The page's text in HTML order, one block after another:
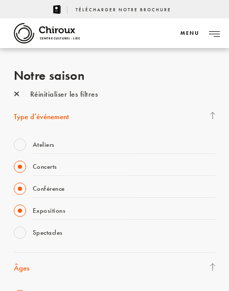
TÉLÉCHARGER NOTRE BROCHURE
CENTRE CULTUREL - LIÈGE
MENU
Notre saison
Réinitialiser les filtres
Type d’événement
Ateliers
Concerts
Conférence
Expositions
Spectacles
Âges